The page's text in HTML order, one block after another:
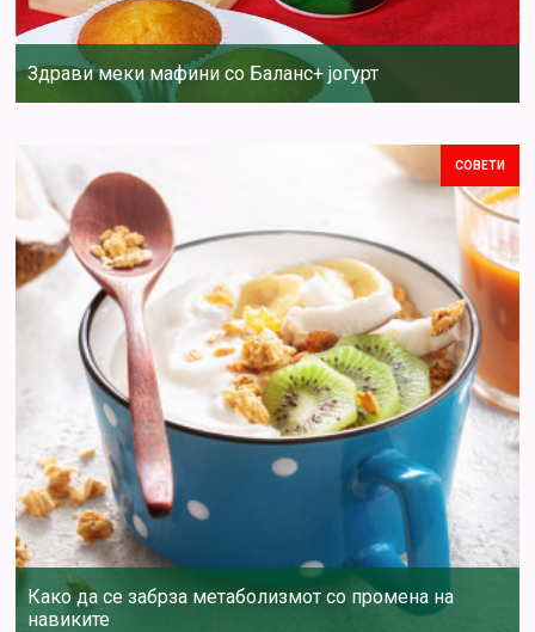
Здрави меки мафини со Баланс+ јогурт
СОВЕТИ
Како да се забрза метаболизмот со промена на
навиките